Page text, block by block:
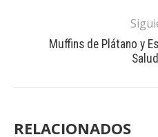
Muffins de Plátano y
RELACIONADOS